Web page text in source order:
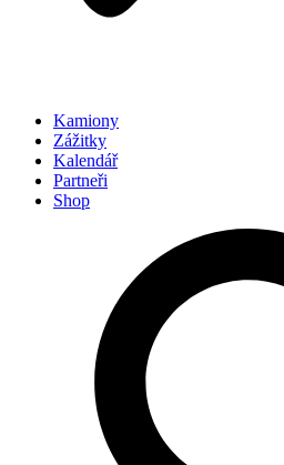
Kamiony
Zážitky
Kalendář
Partneři
Shop